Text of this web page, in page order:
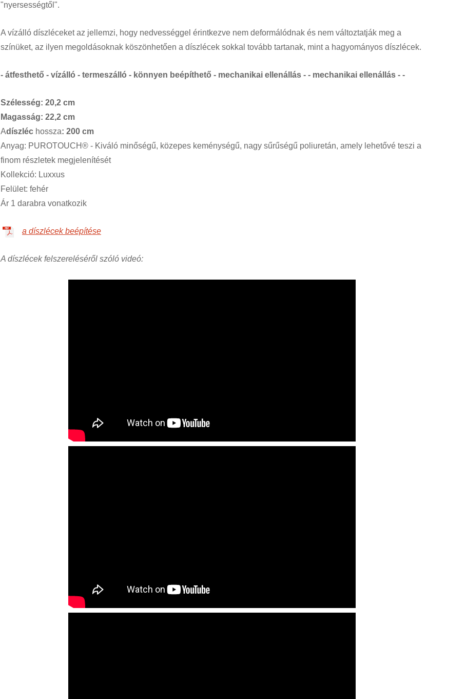
"nyersességtől".
A vízálló díszléceket az jellemzi, hogy nedvességgel érintkezve nem deformálódnak és nem változtatják meg a
színüket, az ilyen megoldásoknak köszönhetően a díszlécek sokkal tovább tartanak, mint a hagyományos díszlécek.
- átfesthető - vízálló - termeszálló - könnyen beépíthető - mechanikai ellenállás - - mechanikai ellenállás - -
Szélesség: 20,2 cm
Magasság: 22,2 cm
Adíszléc hossza: 200 cm
Anyag: PUROTOUCH® - Kiváló minőségű, közepes keménységű, nagy sűrűségű poliuretán, amely lehetővé teszi a
finom részletek megjelenítését
Kollekció: Luxxus
Felület: fehér
Ár 1 darabra vonatkozik
a díszlécek beépítése
A díszlécek felszereléséről szóló videó: